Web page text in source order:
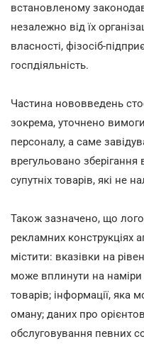
встановленому
незалежно від їх
власності, фізосіб-
госпдіяльність.
Частина нововведень
зокрема, уточнено
персоналу, а саме
врегульовано зберігання
супутніх товарів, які не
Також зазначено, що
рекламних конструкціях
містити: вказівки на
може вплинути на
товарів; інформації,
оману; даних про
обслуговування певних